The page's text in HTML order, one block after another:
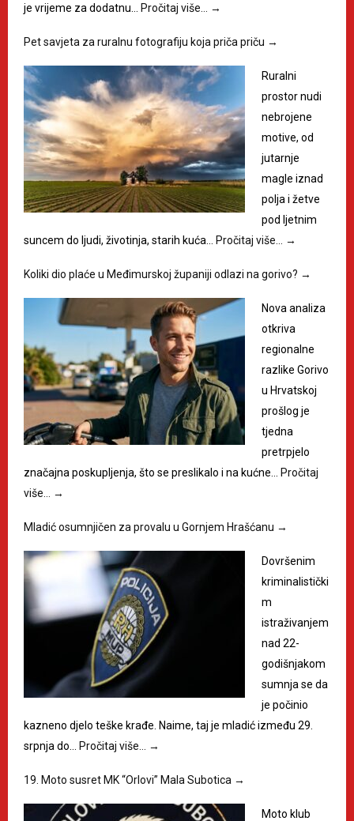
je vrijeme za dodatnu…
Pročitaj više… →
Pet savjeta za ruralnu fotografiju koja priča priču →
Ruralni
prostor nudi
nebrojene
motive, od
jutarnje
magle iznad
polja i žetve
pod ljetnim
suncem do ljudi, životinja, starih kuća…
Pročitaj više… →
Koliki dio plaće u Međimurskoj županiji odlazi na gorivo? →
Nova analiza
otkriva
regionalne
razlike Gorivo
u Hrvatskoj
prošlog je
tjedna
pretrpjelo
značajna poskupljenja, što se preslikalo i na kućne…
Pročitaj
više…
→
Mladić osumnjičen za provalu u Gornjem Hrašćanu →
Dovršenim
kriminalistički
m
istraživanjem
nad 22-
godišnjakom
sumnja se da
je počinio
kazneno djelo teške krađe. Naime, taj je mladić između 29.
srpnja do…
Pročitaj više… →
19. Moto susret MK “Orlovi” Mala Subotica →
Moto klub